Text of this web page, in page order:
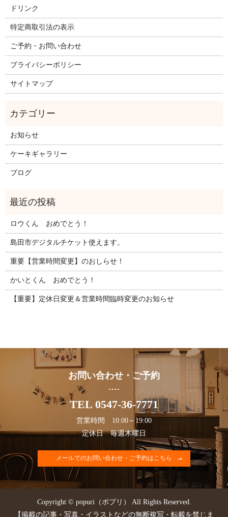
ドリンク
特定商取引法の表示
ご予約・お問い合わせ
プライバシーポリシー
サイトマップ
お知らせ
ケーキギャラリー
ブログ
ロウくん おめでとう！
島田市デジタルチケット使えます。
重要【営業時間変更】のおしらせ！
かいとくん おめでとう！
【重要】定休日変更＆営業時間臨時変更のお知らせ
お問い合わせ・ご予約
TEL 0547-36-7771
営業時間 10:00～19:00
定休日 毎週木曜日
メールでのお問い合わせ・ご予約はこちら
Copyright © popuri（ポプリ） All Rights Reserved.
【掲載の記事・写真・イラストなどの無断複写・転載を禁じま